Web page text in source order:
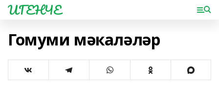
ИГЕНЧЕ
Гомуми мәкаләләр